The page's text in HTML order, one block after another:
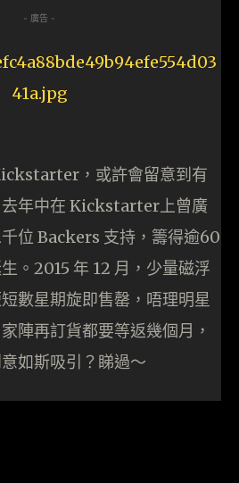
- 廣告 -
，或許會留意到有
去年中在 Kickstarter上曾廣
位 Backers 支持，籌得逾60
。2015 年 12 月，少量磁浮
數星期旋即售罄，唔理明星
陣再訂貨都要等返幾個月，
如斯吸引？睇過～